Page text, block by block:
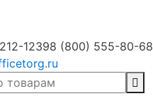
12398 (800) 555-80-68